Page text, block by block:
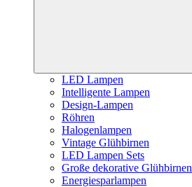
LED Lampen
Intelligente Lampen
Design-Lampen
Röhren
Halogenlampen
Vintage Glühbirnen
LED Lampen Sets
Große dekorative Glühbirnen
Energiesparlampen